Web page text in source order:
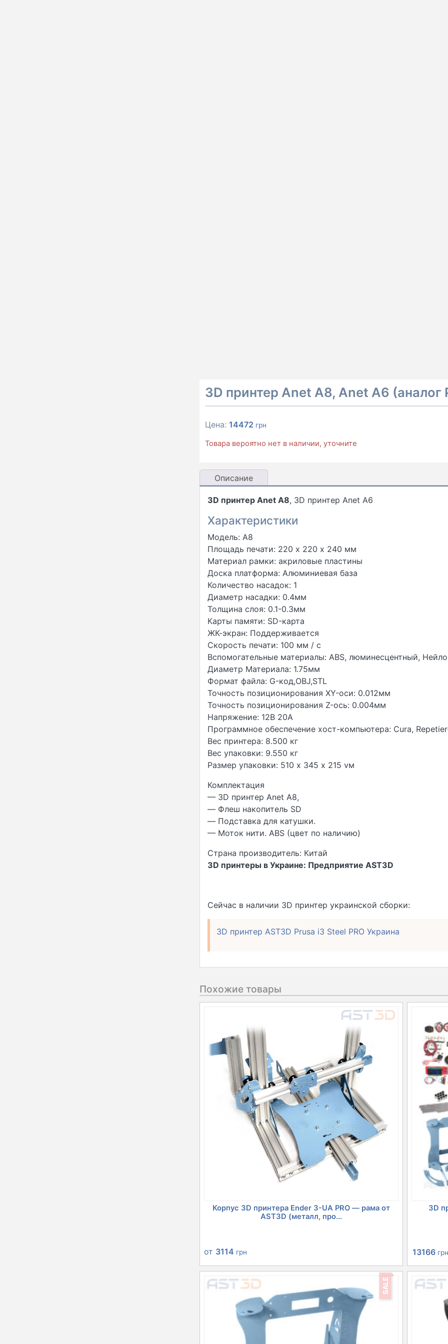
3D принтер Anet A8, Anet A6 (аналог
Цена:14472 грн
Товара вероятно нет в наличии, уточните
Описание
3D принтер Anet A8, 3D принтер Anet A6
Характеристики
Модель: A8
Площадь печати: 220 х 220 х 240 мм
Материал рамки: акриловые пластины
Доска платформа: Алюминиевая база
Количество насадок: 1
Диаметр насадки: 0.4мм
Толщина слоя: 0.1-0.3мм
Карты памяти: SD-карта
ЖК-экран: Поддерживается
Скорость печати: 100 мм / с
Вспомогательные материалы: ABS, люминесцентный,
Диаметр Материала: 1.75мм
Формат файла: G-код,OBJ,STL
Точность позиционирования XY-оси: 0.012мм
Точность позиционирования Z-ось: 0.004мм
Напряжение: 12В 20А
Программное обеспечение хост-компьютера: Cura,
Вес принтера: 8.500 кг
Вес упаковки: 9.550 кг
Размер упаковки: 510 х 345 х 215 vм
Комплектация
— 3D принтер Anet A8,
— Флеш накопитель SD
— Подставка для катушки.
— Моток нити. ABS (цвет по наличию)
Страна производитель: Китай
3D принтеры в Украине: Предприятие AST3D
Сейчас в наличии 3D принтер украинской сборки:
3D принтер AST3D Prusa i3 Steel PRO Украина
Похожие товары
Корпус 3D принтера Ender 3-UA PRO — рама от
AST3D (металл, про...
от 3114 грн
3D
цена
14701
13166
SALE